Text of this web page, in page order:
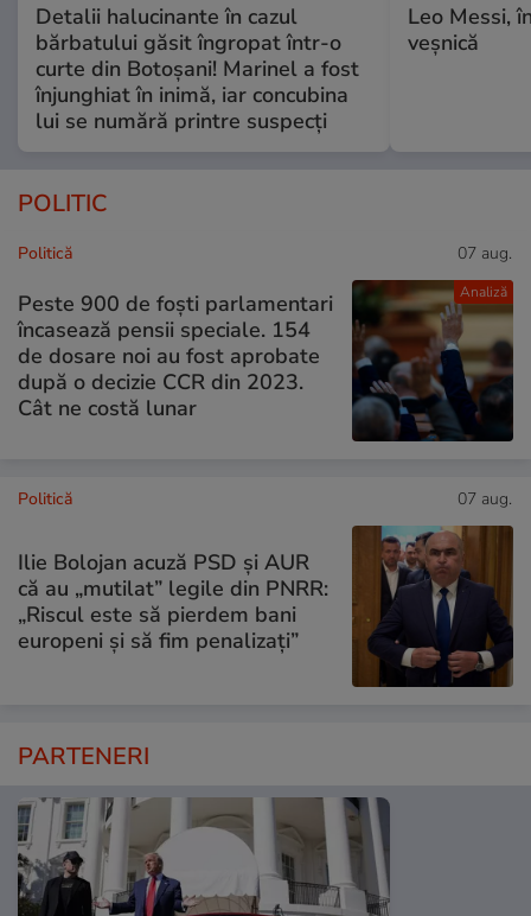
Detalii halucinante în cazul
bărbatului găsit îngropat într-o
curte din Botoșani! Marinel a fost
înjunghiat în inimă, iar concubina
lui se numără printre suspecți
Leo Messi,
veșnică
POLITIC
Analiză
Politică 07 aug.
Peste 900 de foști parlamentari
încasează pensii speciale. 154
de dosare noi au fost aprobate
după o decizie CCR din 2023.
Cât ne costă lunar
Politică 07 aug.
Ilie Bolojan acuză PSD și AUR
că au „mutilat” legile din PNRR:
„Riscul este să pierdem bani
europeni și să fim penalizați”
PARTENERI